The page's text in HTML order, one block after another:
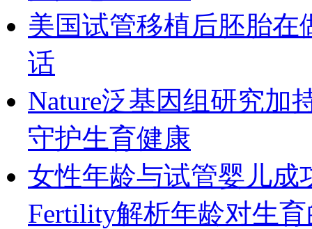
美国试管移植后胚胎
话
Nature泛基因组研究加
守护生育健康
女性年龄与试管婴儿成
Fertility解析年龄对生